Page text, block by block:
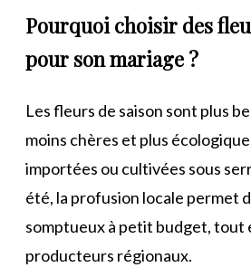
Pourquoi choisir des
pour son mariage ?
Les fleurs de saison sont plus
moins chères et plus
importées ou cultivées sous
été, la profusion locale permet
somptueux à petit budget, tout
producteurs régionaux.